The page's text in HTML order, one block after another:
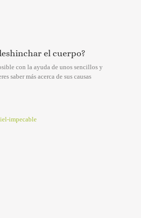
el cuerpo?
con la ayuda de unos sencillos y
saber más acerca de sus causas